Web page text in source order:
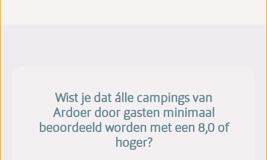
Wist je dat álle campings van
Ardoer door gasten minimaal
beoordeeld worden met een 8,0 of
hoger?